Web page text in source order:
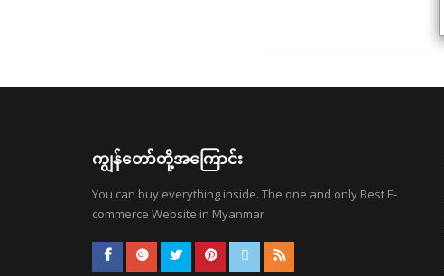
ကျွန်တော်တို့အကြောင်း
You can buy everything inside. The one and only Best E-
commerce Website in Myanmar